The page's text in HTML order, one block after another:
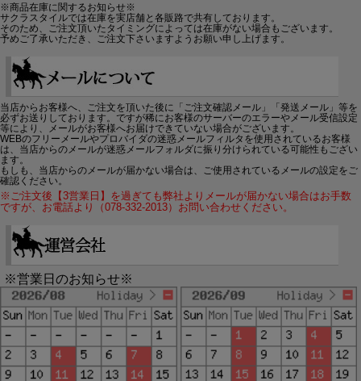
※商品在庫に関するお知らせ※
サクラスタイルでは在庫を実店舗と各販路で共有しております。
そのため、ご注文頂いたタイミングによっては在庫がない場合もございます。
予めご了承いただき、ご注文下さいますようお願い申し上げます。
当店からお客様へ、ご注文を頂いた後に「ご注文確認メール」「発送メール」等を
必ずお送りしております。ですが稀にお客様のサーバーのエラーやメール受信設定
等により、メールがお客様へお届けできていない場合がございます。
WEBのフリーメールやプロバイダの迷惑メールフィルタを使用されているお客様
は、当店からのメールが迷惑メールフォルダに振り分けられている可能性もござい
ます。
もしも、当店からのメールが届かない場合は、ご使用されているメールの設定をご
確認ください。
※ご注文後【3営業日】を過ぎても弊社よりメールが届かない場合はお手数
ですが、お電話より（078-332-2013）お問い合わせください。
※営業日のお知らせ※